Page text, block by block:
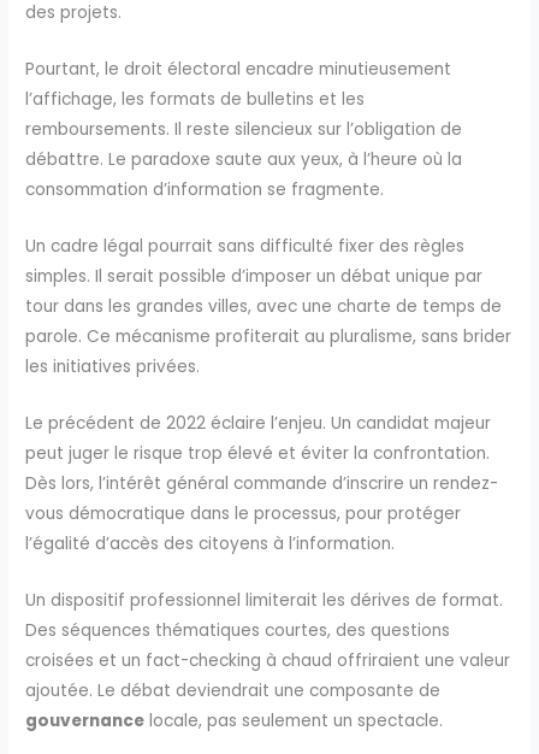
des projets.
Pourtant, le droit électoral encadre minutieusement
l’affichage, les formats de bulletins et les
remboursements. Il reste silencieux sur l’obligation de
débattre. Le paradoxe saute aux yeux, à l’heure où la
consommation d’information se fragmente.
Un cadre légal pourrait sans difficulté fixer des règles
simples. Il serait possible d’imposer un débat unique par
tour dans les grandes villes, avec une charte de temps de
parole. Ce mécanisme profiterait au pluralisme, sans brider
les initiatives privées.
Le précédent de 2022 éclaire l’enjeu. Un candidat majeur
peut juger le risque trop élevé et éviter la confrontation.
Dès lors, l’intérêt général commande d’inscrire un rendez-
vous démocratique dans le processus, pour protéger
l’égalité d’accès des citoyens à l’information.
Un dispositif professionnel limiterait les dérives de format.
Des séquences thématiques courtes, des questions
croisées et un fact-checking à chaud offriraient une valeur
ajoutée. Le débat deviendrait une composante de
gouvernance locale, pas seulement un spectacle.